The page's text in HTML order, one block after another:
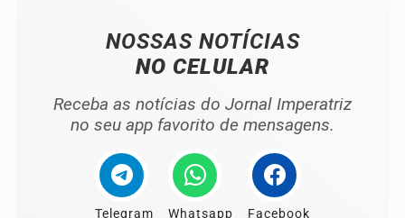
NOSSAS NOTÍCIAS
NO CELULAR
Receba as notícias do Jornal Imperatriz
no seu app favorito de mensagens.
Telegram Whatsapp Facebook